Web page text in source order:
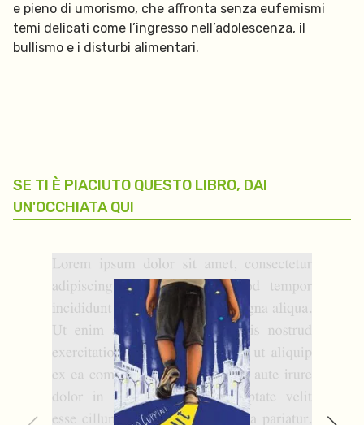
e pieno di umorismo, che affronta senza eufemismi
temi delicati come l’ingresso nell’adolescenza, il
bullismo e i disturbi alimentari.
SE TI È PIACIUTO QUESTO LIBRO, DAI
UN'OCCHIATA QUI